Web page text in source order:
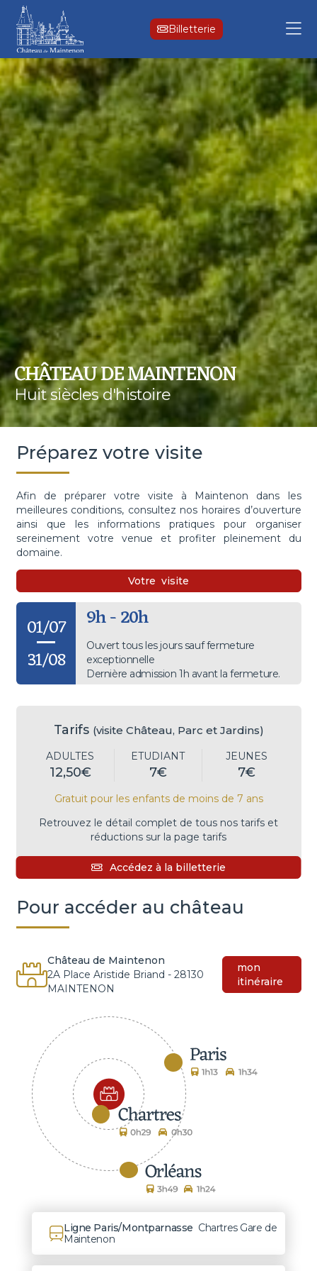
Billetterie
CHÂTEAU DE MAINTENON
Huit siècles d'histoire
Préparez votre visite
Afin de préparer votre visite à Maintenon dans les
meilleures conditions, consultez nos horaires d’ouverture
ainsi que les informations pratiques pour organiser
sereinement votre venue et profiter pleinement du
domaine.
Votre visite
01/07
31/08
9h - 20h
Ouvert tous les jours sauf fermeture
exceptionnelle
Dernière admission 1h avant la fermeture.
Tarifs (visite Château, Parc et Jardins)
ADULTES
12,50€
ETUDIANT
7€
JEUNES
7€
Gratuit pour les enfants de moins de 7 ans
Retrouvez le détail complet de tous nos tarifs et
réductions sur la page tarifs
Accédez à la billetterie
Pour accéder au château
Château de Maintenon
2A Place Aristide Briand - 28130
MAINTENON
mon
itinéraire
Ligne Paris/Montparnasse Chartres Gare de
Maintenon